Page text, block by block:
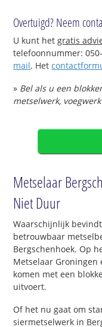
Overtuigd? Neem
U kunt hetgratis
telefoonnummer:
mail. Het
» Bel als u een
metselwerk,
Metselaar
Niet Duur
Waarschijnlijk
betrouwbaar
Bergschenhoek. Op
Metselaar
komen met een
uitvoert.
Of het nu gaat om
siermetselwerk in